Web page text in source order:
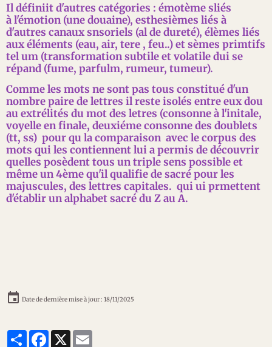
Il définiit d'autres catégories : émotème sliés
à l'émotion (une douaine), esthesièmes liés à
d'autres canaux snsoriels (al de dureté), élèmes liés
aux éléments (eau, air, tere , feu..) et sèmes primtifs
tel um (transformation subtile et volatile dui se
répand (fume, parfulm, rumeur, tumeur).
Comme les mots ne sont pas tous constitué d'un
nombre paire de lettres il reste isolés entre eux dou
au extrélités du mot des letres (consonne à l'initale,
voyelle en finale, deuxiéme consonne des doublets
(tt, ss) pour qu la comparaison avec le corpus des
mots qui les contiennent lui a permis de découvrir
quelles posèdent tous un triple sens possible et
même un 4ème qu'il qualifie de sacré pour les
majuscules, des lettres capitales. qui ui prmettent
d'établir un alphabet sacré du Z au A.
Date de dernière mise à jour : 18/11/2025
PartagerFacebook
X